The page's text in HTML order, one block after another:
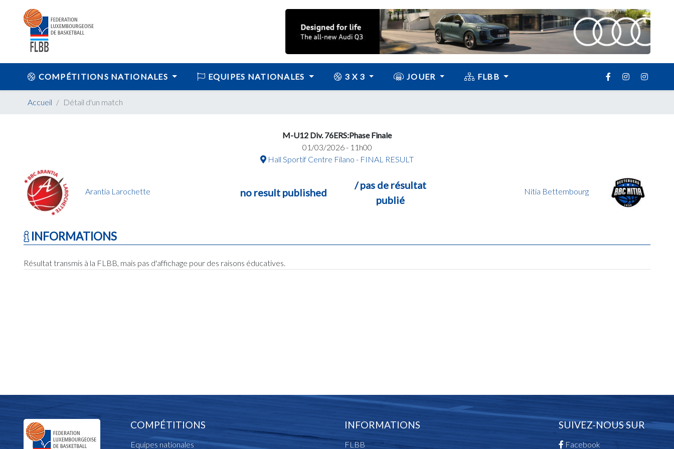
COMPÉTITIONS NATIONALES EQUIPES NATIONALES 3 X 3 JOUER FLBB
Accueil Détail d'un match
M-U12 Div. 76ERS:Phase Finale
01/03/2026 - 11h00
Hall Sportif Centre Filano - FINAL RESULT
Arantia Larochette no result published
/ pas de résultat
publié
Nitia Bettembourg
INFORMATIONS
Résultat transmis à la FLBB, mais pas d'affichage pour des raisons éducatives.
COMPÉTITIONS
Equipes nationales
INFORMATIONS
FLBB
SUIVEZ-NOUS SUR
Facebook